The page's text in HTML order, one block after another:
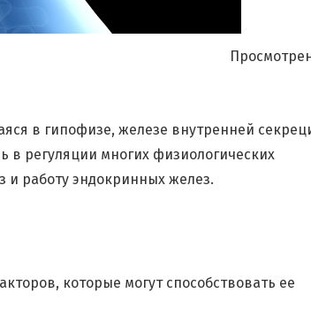
в гипофизе, железе внутренней
в регуляции многих физиологических
работу эндокринных желез.
которые могут способствовать ее